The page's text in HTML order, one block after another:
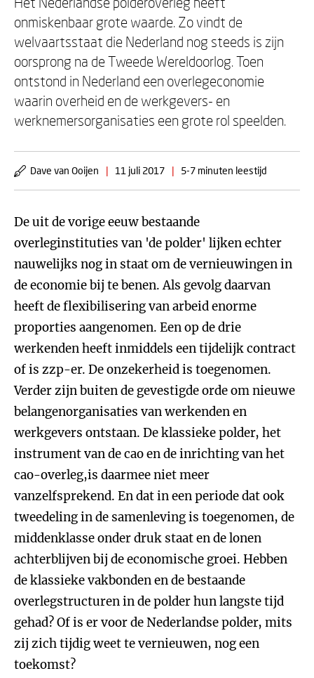
onmiskenbaar grote waarde. Zo vindt de
welvaartsstaat die Nederland nog steeds is zijn
oorsprong na de Tweede Wereldoorlog. Toen
ontstond in Nederland een overlegeconomie
waarin overheid en de werkgevers- en
werknemersorganisaties een grote rol speelden.
Dave van Ooijen | 11 juli 2017 | 5-7 minuten leestijd
De uit de vorige eeuw bestaande
overleginstituties van 'de polder' lijken echter
nauwelijks nog in staat om de vernieuwingen in
de economie bij te benen. Als gevolg daarvan
heeft de flexibilisering van arbeid enorme
proporties aangenomen. Een op de drie
werkenden heeft inmiddels een tijdelijk contract
of is zzp-er. De onzekerheid is toegenomen.
Verder zijn buiten de gevestigde orde om nieuwe
belangenorganisaties van werkenden en
werkgevers ontstaan. De klassieke polder, het
instrument van de cao en de inrichting van het
cao-overleg,is daarmee niet meer
vanzelfsprekend. En dat in een periode dat ook
tweedeling in de samenleving is toegenomen, de
middenklasse onder druk staat en de lonen
achterblijven bij de economische groei. Hebben
de klassieke vakbonden en de bestaande
overlegstructuren in de polder hun langste tijd
gehad? Of is er voor de Nederlandse polder, mits
zij zich tijdig weet te vernieuwen, nog een
toekomst?